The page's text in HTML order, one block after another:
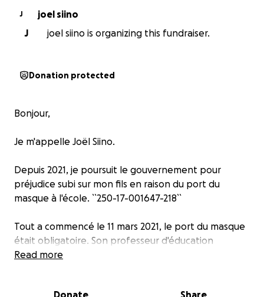
J
joel siino
J
joel siino is organizing this fundraiser.
Donation protected
Bonjour,
Je m'appelle Joël Siino.
Depuis 2021, je poursuit le gouvernement pour
préjudice subi sur mon fils en raison du port du
masque à l'école. ``250-17-001647-218``
Tout a commencé le 11 mars 2021, le port du masque
était obligatoire. Son professeur d'éducation
physique a pris soin de prévenir ses élèves qu'ils
Read more
Donate Share